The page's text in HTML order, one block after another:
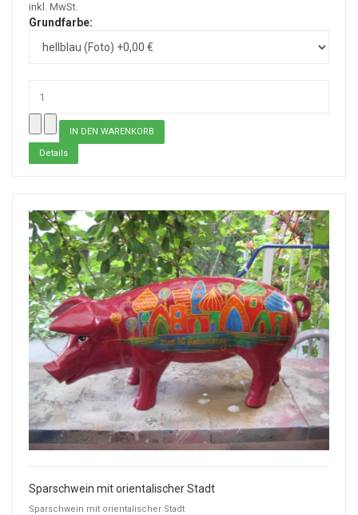
inkl. MwSt.
Grundfarbe:
Details
Sparschwein mit orientalischer Stadt
Sparschwein mit orientalischer Stadt